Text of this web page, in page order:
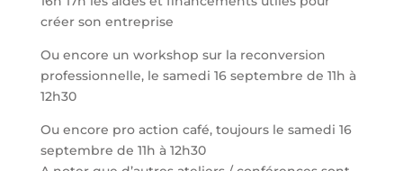
créer son entreprise
Ou encore un workshop sur la reconversion
professionnelle, le samedi 16 septembre de 11h à
12h30
Ou encore pro action café, toujours le samedi 16
septembre de 11h à 12h30